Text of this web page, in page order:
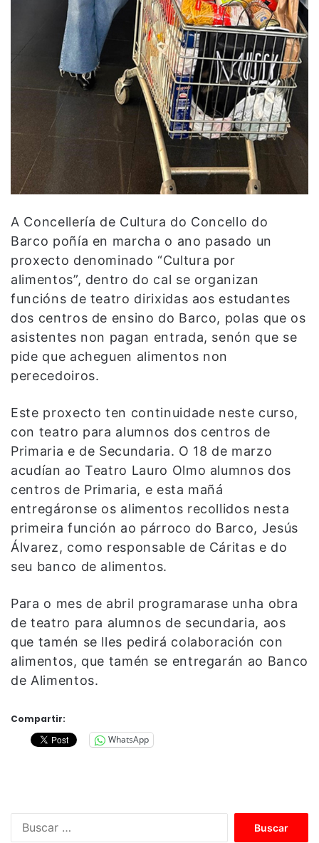
A Concellería de Cultura do Concello do
Barco poñía en marcha o ano pasado un
proxecto denominado “Cultura por
alimentos”, dentro do cal se organizan
funcións de teatro dirixidas aos estudantes
dos centros de ensino do Barco, polas que os
asistentes non pagan entrada, senón que se
pide que acheguen alimentos non
perecedoiros.
Este proxecto ten continuidade neste curso,
con teatro para alumnos dos centros de
Primaria e de Secundaria. O 18 de marzo
acudían ao Teatro Lauro Olmo alumnos dos
centros de Primaria, e esta mañá
entregáronse os alimentos recollidos nesta
primeira función ao párroco do Barco, Jesús
Álvarez, como responsable de Cáritas e do
seu banco de alimentos.
Para o mes de abril programarase unha obra
de teatro para alumnos de secundaria, aos
que tamén se lles pedirá colaboración con
alimentos, que tamén se entregarán ao Banco
de Alimentos.
Compartir:
WhatsApp